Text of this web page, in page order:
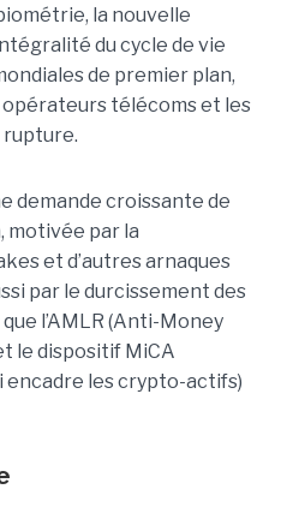
la nouvelle
du cycle de vie
de premier plan,
opérateurs télécoms et les
rupture.
demande croissante de
motivée par la
et d’autres arnaques
par le durcissement des
l’AMLR (Anti-Money
le dispositif MiCA
les crypto-actifs)